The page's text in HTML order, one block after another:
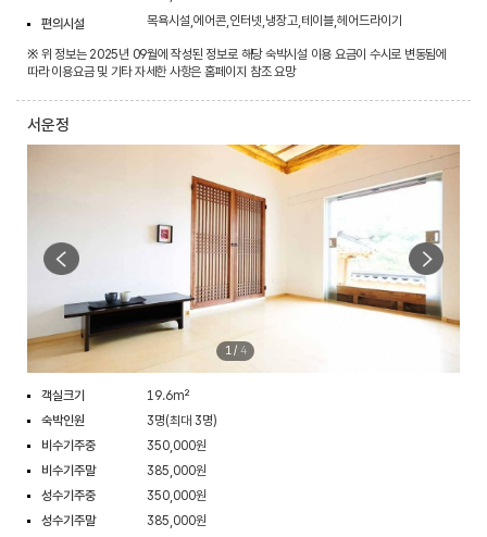
편의시설
목욕시설,에어콘,인터넷,냉장고,테이블,헤어드라이기
※ 위 정보는 2025년 09월에 작성된 정보로 해당 숙박시설 이용 요금이 수시로 변동됨에
따라 이용요금 및 기타 자세한 사항은 홈페이지 참조 요망
서운정
1/ 4
객실크기
19.6m²
숙박인원
3명(최대 3명)
비수기주중
350,000원
비수기주말
385,000원
성수기주중
350,000원
성수기주말
385,000원